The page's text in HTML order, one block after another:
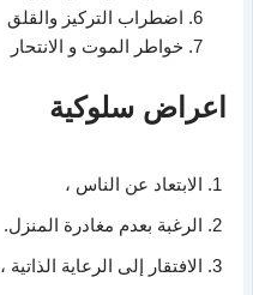
6. اضطراب التركيز والقلق
7. خواطر الموت و الانتحار
اعراض سلوكية
الابتعاد عن الناس ،
الرغبة بعدم مغادرة المنزل.
الافتقار إلى الرعاية الذاتية ،